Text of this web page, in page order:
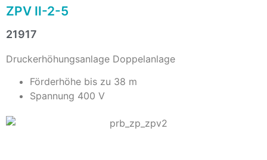
ZPV II-2-5
21917
Druckerhöhungsanlage Doppelanlage
Förderhöhe bis zu 38 m
Spannung 400 V